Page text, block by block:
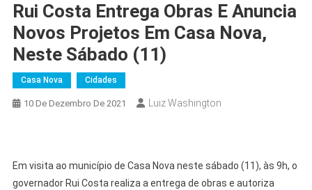
Rui Costa Entrega Obras E Anuncia
Novos Projetos Em Casa Nova,
Neste Sábado (11)
Casa Nova Cidades
10 De Dezembro De 2021 Luiz Washington
Em visita ao município de Casa Nova neste sábado (11), às 9h, o
governador Rui Costa realiza a entrega de obras e autoriza